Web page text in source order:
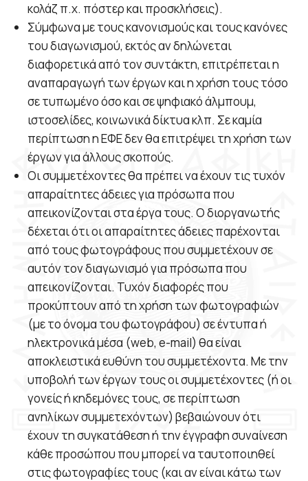
κολάζ π.χ. πόστερ και προσκλήσεις).
Σύμφωνα με τους κανονισμούς και τους κανόνες
του διαγωνισμού, εκτός αν δηλώνεται
διαφορετικά από τον συντάκτη, επιτρέπεται η
αναπαραγωγή των έργων και η χρήση τους τόσο
σε τυπωμένο όσο και σε ψηφιακό άλμπουμ,
ιστοσελίδες, κοινωνικά δίκτυα κλπ. Σε καμία
περίπτωση η ΕΦΕ δεν θα επιτρέψει τη χρήση των
έργων για άλλους σκοπούς.
Οι συμμετέχοντες θα πρέπει να έχουν τις τυχόν
απαραίτητες άδειες για πρόσωπα που
απεικονίζονται στα έργα τους. Ο διοργανωτής
δέχεται ότι οι απαραίτητες άδειες παρέχονται
από τους φωτογράφους που συμμετέχουν σε
αυτόν τον διαγωνισμό για πρόσωπα που
απεικονίζονται. Τυχόν διαφορές που
προκύπτουν από τη χρήση των φωτογραφιών
(με το όνομα του φωτογράφου) σε έντυπα ή
ηλεκτρονικά μέσα (web, e-mail) θα είναι
αποκλειστικά ευθύνη του συμμετέχοντα. Με την
υποβολή των έργων τους οι συμμετέχοντες (ή οι
γονείς ή κηδεμόνες τους, σε περίπτωση
ανηλίκων συμμετεχόντων) βεβαιώνουν ότι
έχουν τη συγκατάθεση ή την έγγραφη συναίνεση
κάθε προσώπου που μπορεί να ταυτοποιηθεί
στις φωτογραφίες τους (και αν είναι κάτω των